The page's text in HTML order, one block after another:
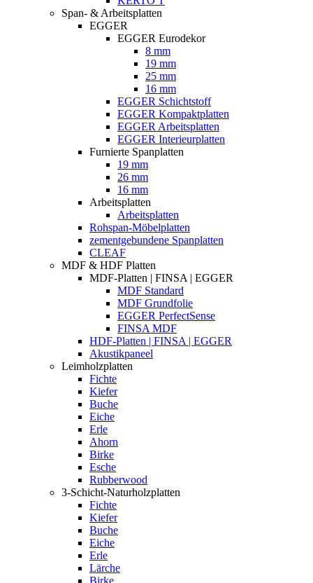
Span- & Arbeitsplatten
EGGER
EGGER Eurodekor
8 mm
19 mm
25 mm
16 mm
EGGER Schichtstoff
EGGER Kompaktplatten
EGGER Arbeitsplatten
EGGER Interieurplatten
Furnierte Spanplatten
19 mm
26 mm
16 mm
Arbeitsplatten
Arbeitsplatten
Rohspan-Möbelplatten
zementgebundene Spanplatten
CLEAF
MDF & HDF Platten
MDF-Platten | FINSA | EGGER
MDF Standard
MDF Grundfolie
EGGER PerfectSense
FINSA MDF
HDF-Platten | FINSA | EGGER
Akustikpaneel
Leimholzplatten
Fichte
Kiefer
Buche
Eiche
Erle
Ahorn
Birke
Esche
Rubberwood
3-Schicht-Naturholzplatten
Fichte
Kiefer
Buche
Eiche
Erle
Lärche
Birke